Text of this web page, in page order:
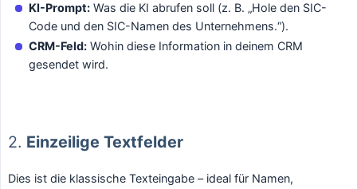
KI-Prompt: Was die KI abrufen soll (z. B. „Hole den SIC-
Code und den SIC-Namen des Unternehmens.“).
CRM-Feld: Wohin diese Information in deinem CRM
gesendet wird.
2. Einzeilige Textfelder
Dies ist die klassische Texteingabe – ideal für Namen,